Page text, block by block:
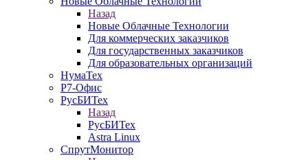
Назад
Новые Облачные Технологии
Для коммерческих заказчиков
Для государственных заказчиков
Для образовательных организаций
НумаТех
Р7-Офис
РусБИТех
Назад
РусБИТех
Astra Linux
СпрутМонитор